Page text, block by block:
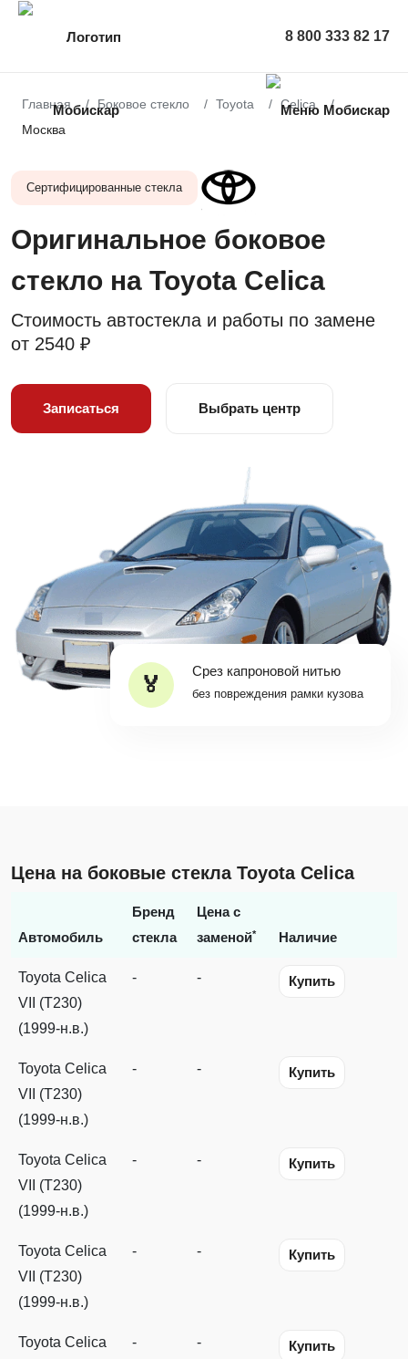
8 800 333 82 17
Главная Боковое стекло Toyota
Celica
Москва
Сертифицированные стекла
Оригинальное боковое
стекло на Toyota Celica
Стоимость автостекла и работы по замене
от 2540 ₽
Записаться Выбрать центр
Срез капроновой нитью
без повреждения рамки кузова
Цена на боковые стекла Toyota Celica
Автомобиль
Бренд
стекла
Цена с
заменой* Наличие
Toyota Celica
VII (T230)
(1999-н.в.)
- - Купить
Toyota Celica
VII (T230)
(1999-н.в.)
- - Купить
Toyota Celica
VII (T230)
(1999-н.в.)
- - Купить
Toyota Celica
VII (T230)
(1999-н.в.)
- - Купить
Toyota Celica
- - Купить